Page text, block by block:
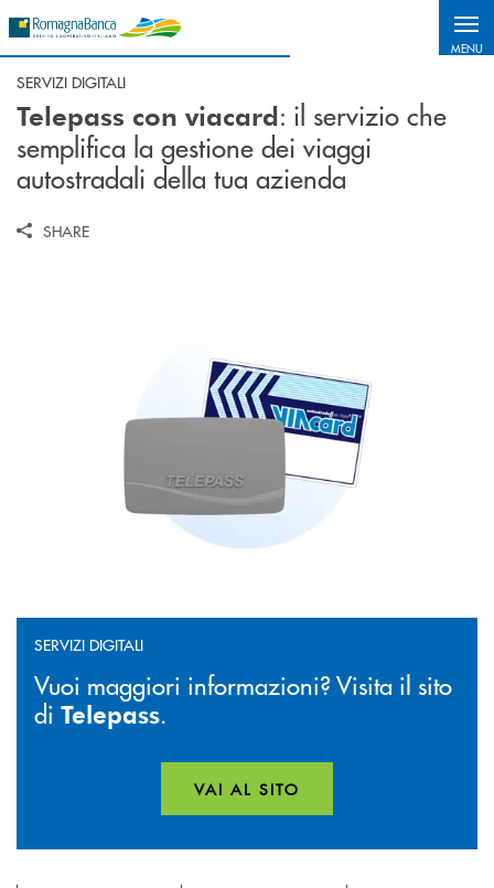
MENU
SERVIZI DIGITALI
Telepass con viacard: il servizio che
semplifica la gestione dei viaggi
autostradali della tua azienda
SHARE
SERVIZI DIGITALI
Vuoi maggiori informazioni? Visita il sito
di Telepass.
VAI AL SITO